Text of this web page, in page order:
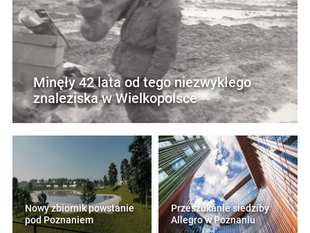
Minęły 42 lata od tego niezwykłego
znaleziska w Wielkopolsce
Nowy zbiornik powstanie
pod Poznaniem
Przeszukanie siedziby
Allegro w Poznaniu